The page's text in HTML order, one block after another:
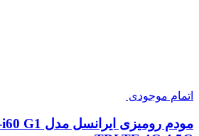
اتمام موجودی